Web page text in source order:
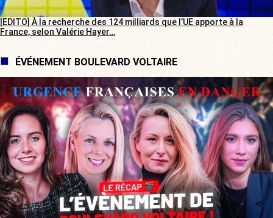
[EDITO] À la recherche des 124 milliards que l’UE apporte à la
France, selon Valérie Hayer…
ÉVÉNEMENT BOULEVARD VOLTAIRE